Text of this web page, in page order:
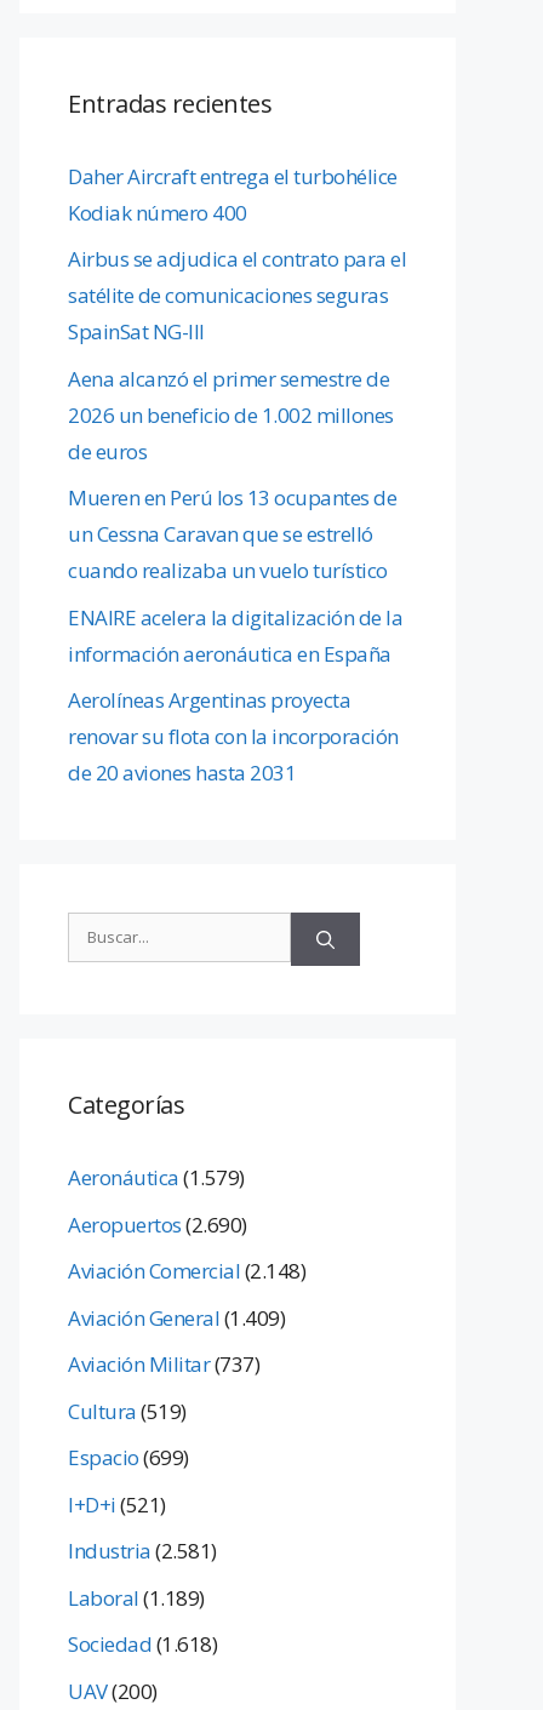
Entradas recientes
Daher Aircraft entrega el turbohélice
Kodiak número 400
Airbus se adjudica el contrato para el
satélite de comunicaciones seguras
SpainSat NG-III
Aena alcanzó el primer semestre de
2026 un beneficio de 1.002 millones
de euros
Mueren en Perú los 13 ocupantes de
un Cessna Caravan que se estrelló
cuando realizaba un vuelo turístico
ENAIRE acelera la digitalización de la
información aeronáutica en España
Aerolíneas Argentinas proyecta
renovar su flota con la incorporación
de 20 aviones hasta 2031
Categorías
Aeronáutica(1.579)
Aeropuertos(2.690)
Aviación Comercial(2.148)
Aviación General(1.409)
Aviación Militar(737)
Cultura(519)
Espacio(699)
I+D+i(521)
Industria(2.581)
Laboral(1.189)
Sociedad(1.618)
UAV(200)